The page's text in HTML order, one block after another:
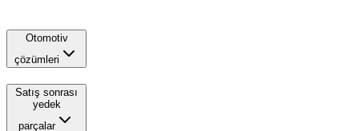
Otomotiv
çözümleri
Satış sonrası
yedek
parçalar